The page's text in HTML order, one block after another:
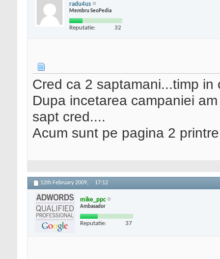
radu4us
Membru SeoPedia
Reputatie: 32
Cred ca 2 saptamani...timp
Dupa incetarea campaniei
sapt cred....
Acum sunt pe pagina 2
12th February 2009, 17:12
mike_ppc
Ambasador
Reputatie: 37